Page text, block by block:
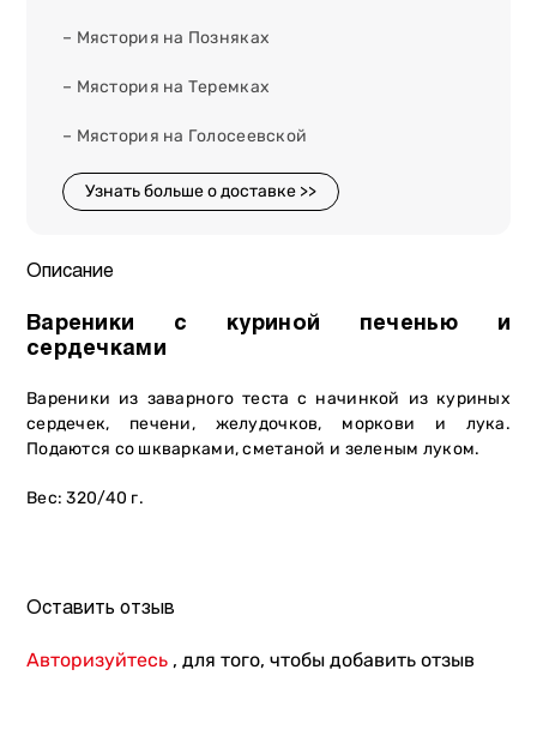
– Мястория на Позняках
– Мястория на Теремках
– Мястория на Голосеевской
Узнать больше о доставке >>
Описание
Вареники с куриной печенью и
сердечками
Вареники из заварного теста с начинкой из куриных
сердечек, печени, желудочков, моркови и лука.
Подаются со шкварками, сметаной и зеленым луком.
Вес: 320/40 г.
Оставить отзыв
Авторизуйтесь , для того, чтобы добавить отзыв